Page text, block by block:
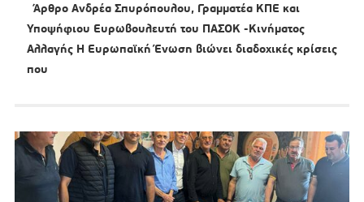
Άρθρο Ανδρέα Σπυρόπουλου, Γραμματέα ΚΠΕ και
Υποψήφιου Ευρωβουλευτή του ΠΑΣΟΚ -Κινήματος
Αλλαγής Η Ευρωπαϊκή Ένωση βιώνει διαδοχικές κρίσεις
που